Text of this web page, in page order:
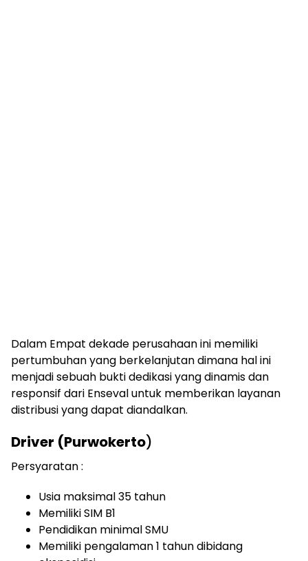
Dalam Empat dekade perusahaan ini memiliki
pertumbuhan yang berkelanjutan dimana hal ini
menjadi sebuah bukti dedikasi yang dinamis dan
responsif dari Enseval untuk memberikan layanan
distribusi yang dapat diandalkan.
Driver (Purwokerto)
Persyaratan :
Usia maksimal 35 tahun
Memiliki SIM B1
Pendidikan minimal SMU
Memiliki pengalaman 1 tahun dibidang